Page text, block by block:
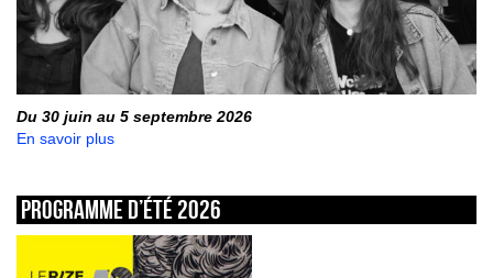
Du 30 juin au 5 septembre 2026
En savoir plus
Programme d’été 2026